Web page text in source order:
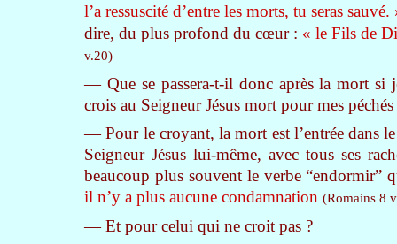
l’a ressuscité d’entre les morts, tu seras sauvé.
dire, du plus profond du cœur : « le Fils de
v.20)
— Que se passera-t-il donc après la mort si
crois au Seigneur Jésus mort pour mes péchés
— Pour le croyant, la mort est l’entrée dans
Seigneur Jésus lui-même, avec tous ses
beaucoup plus souvent le verbe “endormir”
il n’y a plus aucune condamnation (Romains 8
— Et pour celui qui ne croit pas ?